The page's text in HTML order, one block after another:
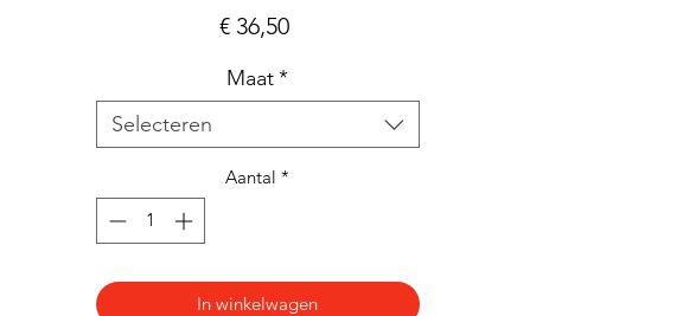
€ 36,50Prijs
Maat*
Selecteren
Aantal *
In winkelwagen